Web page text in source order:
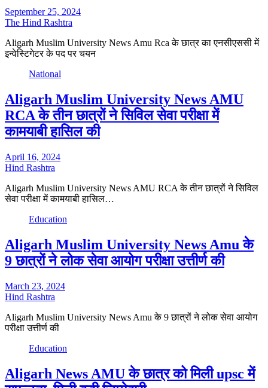
September 25, 2024
The Hind Rashtra
Aligarh Muslim University News Amu Rca के छात्र का एनसीएससी में
इन्वेस्टिगेटर के पद पर चयन
National
Aligarh Muslim University News AMU
RCA के तीन छात्रों ने सिविल सेवा परीक्षा में
कामयाबी हासिल की
April 16, 2024
Hind Rashtra
Aligarh Muslim University News AMU RCA के तीन छात्रों ने सिविल
सेवा परीक्षा में कामयाबी हासिल…
Education
Aligarh Muslim University News Amu के
9 छात्रों ने लोक सेवा आयोग परीक्षा उत्तीर्ण की
March 23, 2024
Hind Rashtra
Aligarh Muslim University News Amu के 9 छात्रों ने लोक सेवा आयोग
परीक्षा उत्तीर्ण की
Education
Aligarh News AMU के छात्र को मिली upsc में